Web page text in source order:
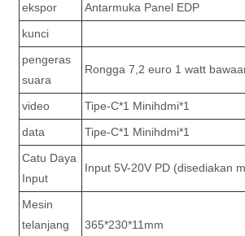
ekspor
Antarmuka Panel EDP
kunci
pengeras
suara
Rongga 7,2 euro 1 watt
video
Tipe-C*1 Minihdmi*1
data
Tipe-C*1 Minihdmi*1
Catu Daya
Input
Input 5V-20V PD (disediakan
Mesin
telanjang
365*230*11mm